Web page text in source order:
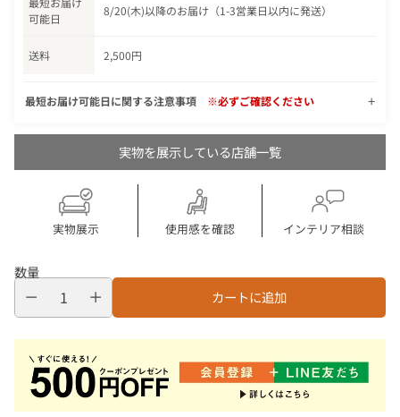
可能日
8/20(木)以降のお届け（1-3営業日以内に発送）
送料 2,500円
最短お届け可能日に関する注意事項 ※必ずご確認ください
実物を展示している店舗一覧
実物展示 使用感を確認 インテリア相談
数量
カートに追加